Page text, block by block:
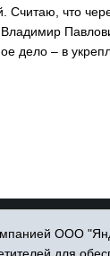
Считаю, что
Владимир
дело – в
ООО